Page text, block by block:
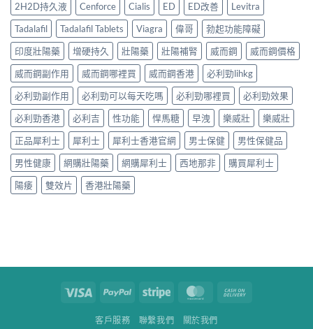
2H2D持久液 Cenforce Cialis ED ED改善
Levitra
Tadalafil
Tadalafil Tablets Viagra 偉哥
勃起功能障礙
印度壯陽藥
增硬持久 壯陽藥 壯陽補腎 威而鋼
威而鋼價格
威而鋼副作用
威而鋼哪裡買 威而鋼香港
必利勁lihkg
必利勁副作用
必利勁可以每天吃嗎 必利勁哪裡買
必利勁效果
必利勁香港
必利吉 性功能 悍馬糖 早洩 樂威壯
樂威壯
正品犀利士
犀利士 犀利士香港官網 男士保健
男性保健品
男性健康
網購壯陽藥 網購犀利士 西地那非
購買犀利士
陽痿
雙效片 香港壯陽藥
Visa PayPal Stripe MasterCard
客戶服務 聯繫我們 關於我們